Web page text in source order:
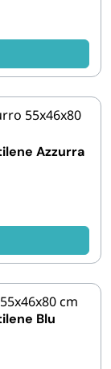
Azzurra
Blu